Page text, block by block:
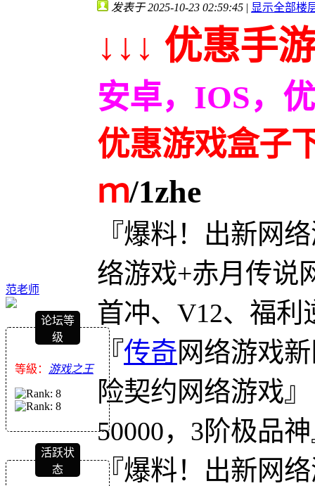
范老师
论坛等
级
等級： 游戏之王
活跃状
态
发表于 2025-10-23 02:59:45 | 显示全部楼
↓↓↓ 优惠手
安卓，IOS，
优惠游戏盒子
ｍ/1zhe
『爆料！出新网
络游戏+赤月传说
首冲、V12、福利
『传奇网络游戏
险契约网络游戏
50000，3阶极品
『爆料！出新网